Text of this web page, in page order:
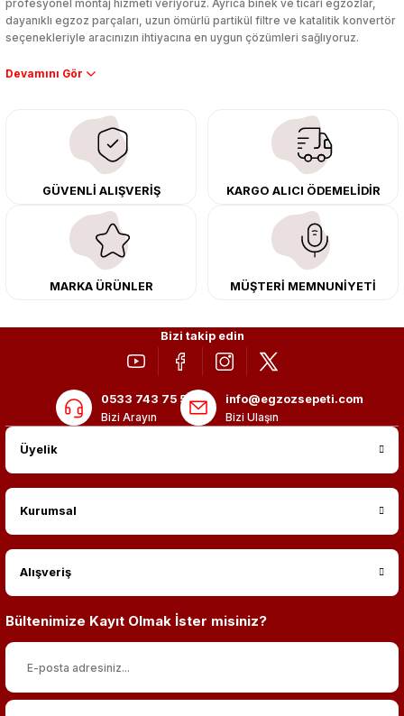
profesyonel montaj hizmeti veriyoruz. Ayrıca binek ve ticari egzozlar,
dayanıklı egzoz parçaları, uzun ömürlü partikül filtre ve katalitik konvertör
seçenekleriyle aracınızın ihtiyacına en uygun çözümleri sağlıyoruz.
Performans artışı isteyen sürücüler için özel performans egzozları ve
çıkma orijinal ürünler ile yenileyebilir, body kit uygulamalarıyla aracınızın
tasarımını ve aerodinamisini üst seviyeye taşıyabilirsiniz.
Tüm ürünlerimiz orijinal, dayanıklı ve uzun ömürlüdür. İstanbul’daki montaj
merkezimizde profesyonel montaj yapıyor, Türkiye’nin her yerine güvenli
kargo ile teslimat gerçekleştiriyoruz. Aracınıza değer katmak için doğru
adres: Egzoz Sepeti.
GÜVENLİ ALIŞVERİŞ KARGO ALICI ÖDEMELİDİR
MARKA ÜRÜNLER MÜŞTERİ MEMNUNİYETİ
Bizi takip edin
0533 743 75 56
Bizi Arayın
info@egzozsepeti.com
Bizi Ulaşın
Üyelik
Kurumsal
Alışveriş
Bültenimize Kayıt Olmak İster misiniz?